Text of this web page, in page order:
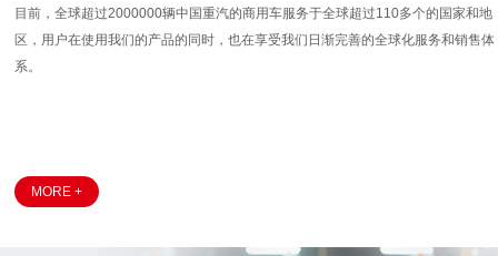
目前，全球超过2000000辆中国重汽的商用车服务于全球超过110多个的国家和地
区，用户在使用我们的产品的同时，也在享受我们日渐完善的全球化服务和销售体
系。
MORE +